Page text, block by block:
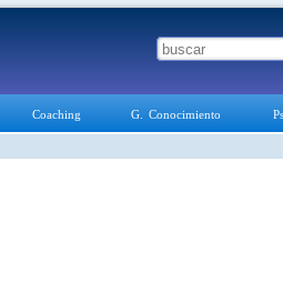
Coaching G. Conocimiento